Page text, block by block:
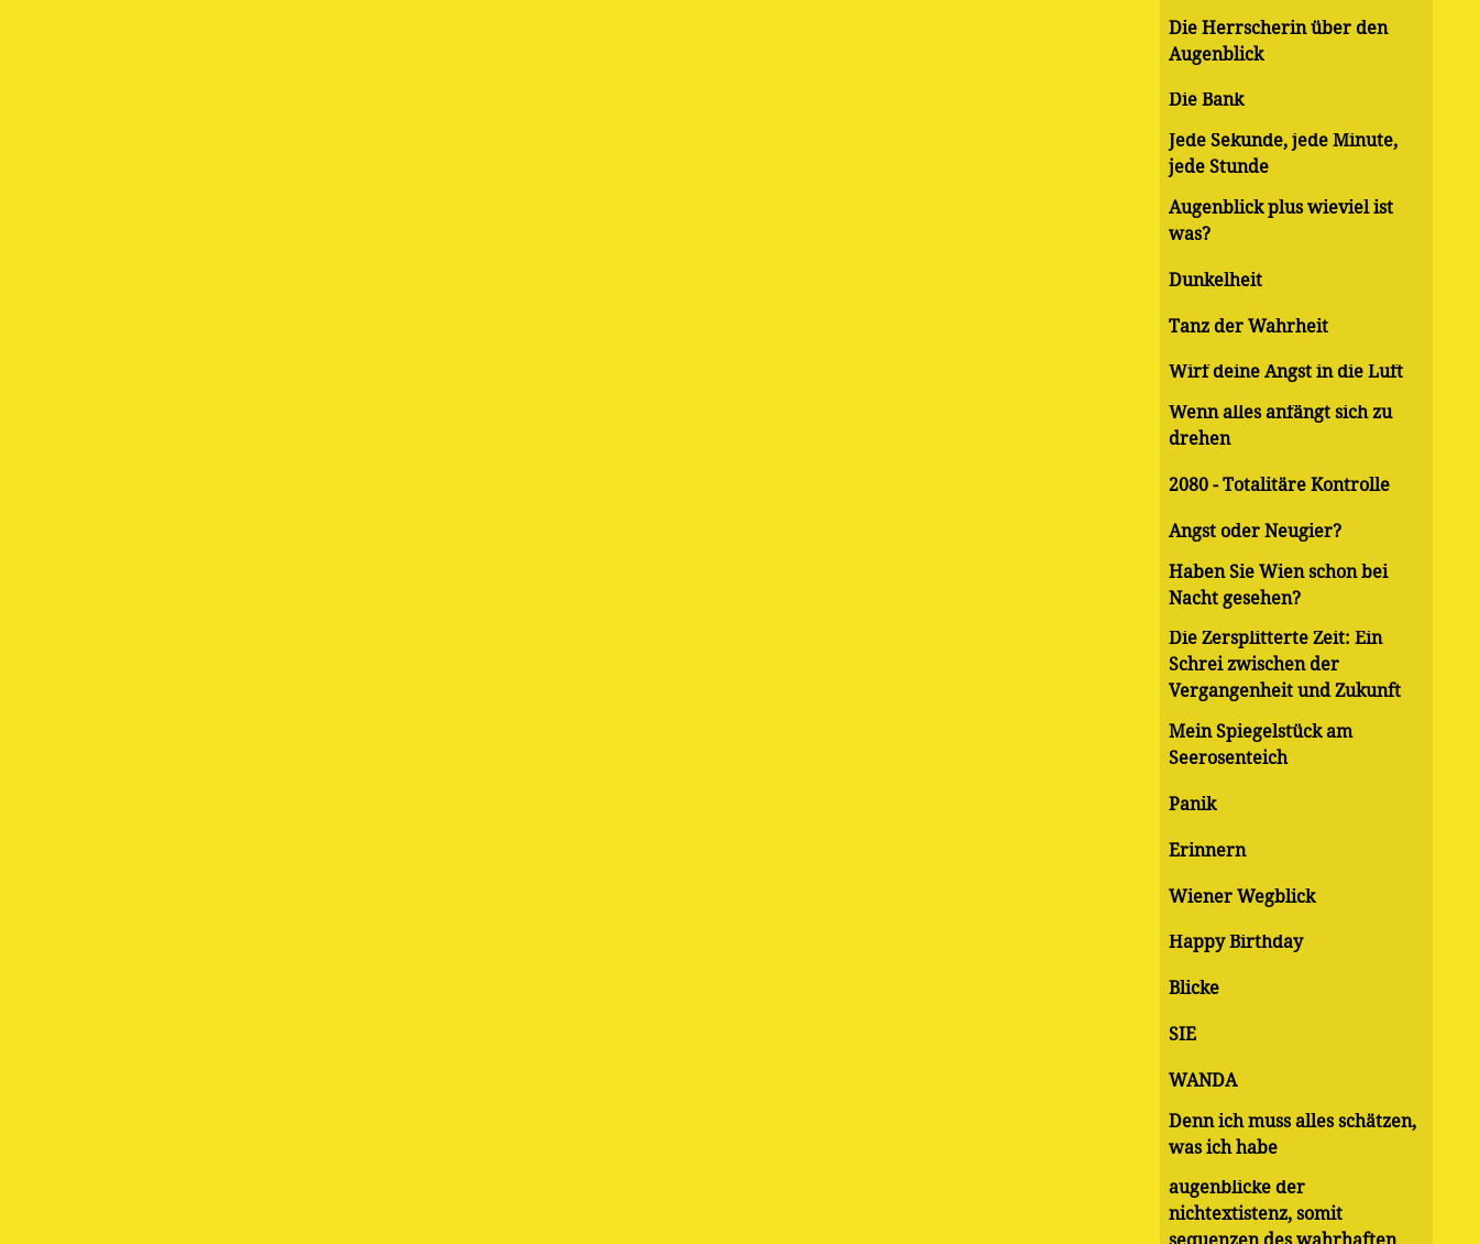
Die Herrscherin über den
Augenblick
Die Bank
Jede Sekunde, jede Minute,
jede Stunde
Augenblick plus wieviel ist
was?
Dunkelheit
Tanz der Wahrheit
Wirf deine Angst in die Luft
Wenn alles anfängt sich zu
drehen
2080 - Totalitäre Kontrolle
Angst oder Neugier?
Haben Sie Wien schon bei
Nacht gesehen?
Die Zersplitterte Zeit: Ein
Schrei zwischen der
Vergangenheit und Zukunft
Mein Spiegelstück am
Seerosenteich
Panik
Erinnern
Wiener Wegblick
Happy Birthday
Blicke
SIE
WANDA
Denn ich muss alles schätzen,
was ich habe
augenblicke der
nichtextistenz, somit